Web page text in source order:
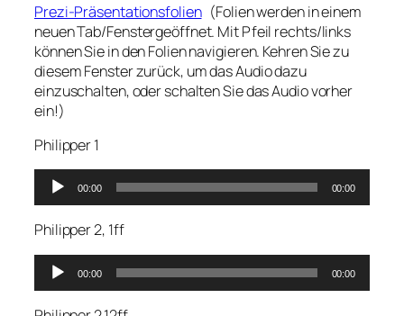
Prezi-Präsentationsfolien(Folien werden in einem
neuen Tab/Fenstergeöffnet. Mit Pfeil rechts/links
können Sie in den Folien navigieren. Kehren Sie zu
diesem Fenster zurück, um das Audio dazu
einzuschalten, oder schalten Sie das Audio vorher
ein!)
Philipper 1
Audio-
Player
00:00 00:00
Philipper 2, 1ff
Audio-
Player
00:00 00:00